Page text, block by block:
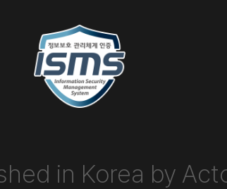
in Korea by